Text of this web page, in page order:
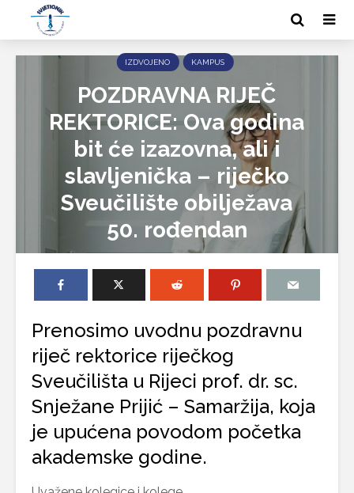
IZDVOJENO KAMPUS
POZDRAVNA RIJEČ
REKTORICE: Ova godina
bit će izazovna, ali i
slavljenička – riječko
Sveučilište obilježava
50. rođendan
Prenosimo uvodnu pozdravnu
riječ rektorice riječkog
Sveučilišta u Rijeci prof. dr. sc.
Snježane Prijić – Samaržija, koja
je upućena povodom početka
akademske godine.